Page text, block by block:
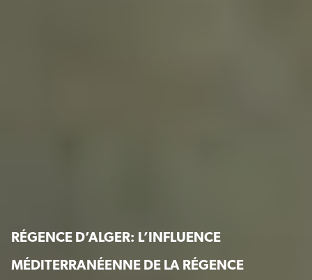
RÉGENCE D’ALGER: L’INFLUENCE
MÉDITERRANÉENNE DE LA RÉGENCE